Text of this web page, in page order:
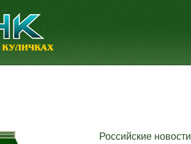
Российские новости